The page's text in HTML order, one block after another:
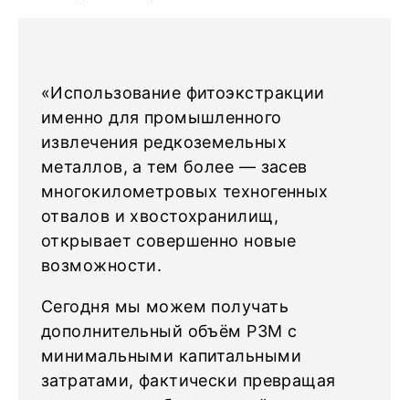
«Использование фитоэкстракции
именно для промышленного
извлечения редкоземельных
металлов, а тем более — засев
многокилометровых техногенных
отвалов и хвостохранилищ,
открывает совершенно новые
возможности.
Сегодня мы можем получать
дополнительный объём РЗМ с
минимальными капитальными
затратами, фактически превращая